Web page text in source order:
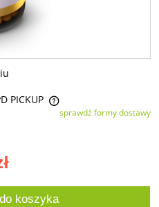
PICKUP
kosztów płatnościsprawdź formy dostawy
do koszyka